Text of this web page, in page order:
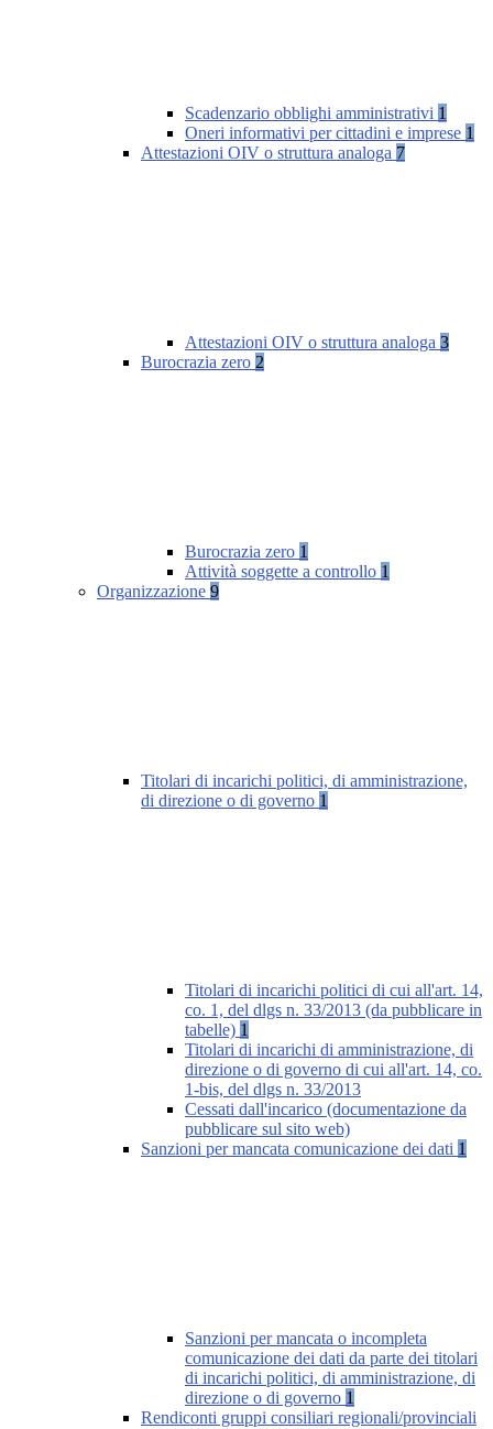
Scadenzario obblighi amministrativi 1
Oneri informativi per cittadini e imprese 1
Attestazioni OIV o struttura analoga 7
Attestazioni OIV o struttura analoga 3
Burocrazia zero 2
Burocrazia zero 1
Attività soggette a controllo 1
Organizzazione 9
Titolari di incarichi politici, di amministrazione,
di direzione o di governo 1
Titolari di incarichi politici di cui all'art. 14,
co. 1, del dlgs n. 33/2013 (da pubblicare in
tabelle) 1
Titolari di incarichi di amministrazione, di
direzione o di governo di cui all'art. 14, co.
1-bis, del dlgs n. 33/2013
Cessati dall'incarico (documentazione da
pubblicare sul sito web)
Sanzioni per mancata comunicazione dei dati 1
Sanzioni per mancata o incompleta
comunicazione dei dati da parte dei titolari
di incarichi politici, di amministrazione, di
direzione o di governo 1
Rendiconti gruppi consiliari regionali/provinciali